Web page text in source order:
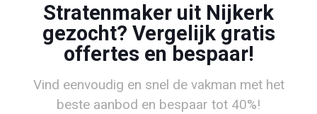
Stratenmaker uit Nijkerk
gezocht? Vergelijk gratis
offertes en bespaar!
Vind eenvoudig en snel de vakman met het
beste aanbod en bespaar tot 40%!